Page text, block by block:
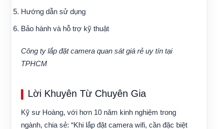
Hướng dẫn sử dụng
Bảo hành và hỗ trợ kỹ thuật
Công ty lắp đặt camera quan sát giá rẻ uy tín tại
TPHCM
Lời Khuyên Từ Chuyên Gia
Kỹ sư Hoàng, với hơn 10 năm kinh nghiệm trong
ngành, chia sẻ: “Khi lắp đặt camera wifi, cần đặc biệt